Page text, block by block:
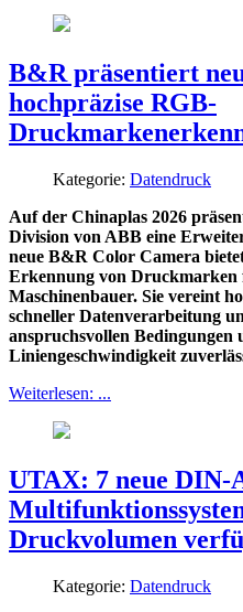
B&R präsentiert
hochpräzise RGB-
Kategorie: Datendruck
Auf der Chinaplas 2026
Division von ABB eine
neue B&R Color Camera
Erkennung von Druckmarken
Maschinenbauer. Sie vereint
schneller Datenverarbeitung
anspruchsvollen Bedingungen
Liniengeschwindigkeit
Weiterlesen: ...
UTAX: 7 neue DIN-
Druckvolumen
Kategorie: Datendruck